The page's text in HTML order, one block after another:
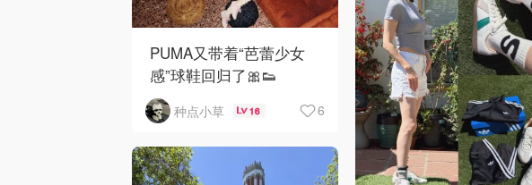
PUMA又带着“芭蕾少女
感”球鞋回归了🎀👟
种点小草 16 6